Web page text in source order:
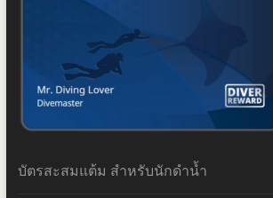
บัตรสะสมแต้ม สำหรับนักดำน้ำ